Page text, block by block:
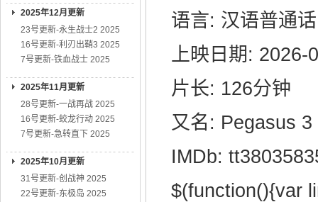
2025年12月更新
23号更新-永生战士2 2025
16号更新-利刃出鞘3 2025
7号更新-铁血战士 2025
2025年11月更新
28号更新-一战再战 2025
16号更新-蛟龙行动 2025
7号更新-急转直下 2025
2025年10月更新
31号更新-创战神 2025
22号更新-东极岛 2025
语言: 汉语普通话
上映日期: 2026-
片长: 126分钟
又名: Pegasus 3
IMDb:
$(function(){var